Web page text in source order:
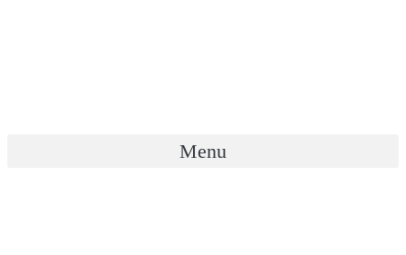
Menu